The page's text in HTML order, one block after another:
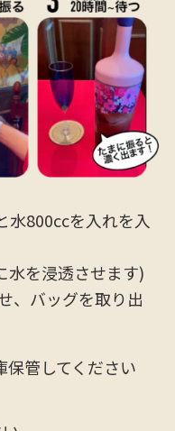
水800ccを入れを入
水を浸透させます)
、バッグを取り出
保管してください